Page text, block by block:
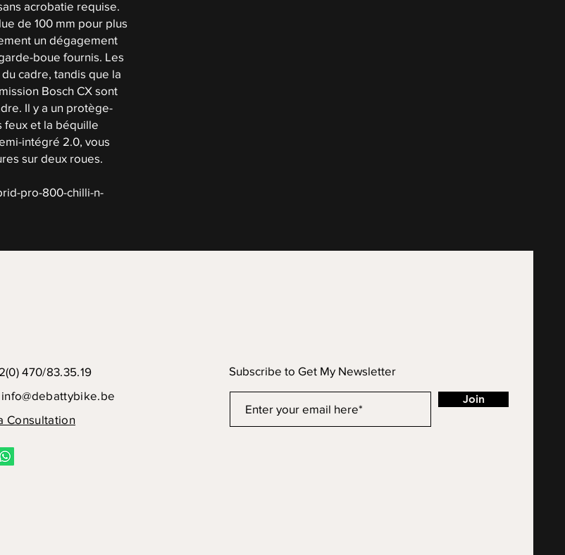
acrobatie requise.
de 100 mm pour plus
un dégagement
boue fournis. Les
cadre, tandis que la
Bosch CX sont
Il y a un protège-
feux et la béquille
intégré 2.0, vous
sur deux roues.
pro-800-chilli-n-
470/83.35.19
info@debattybike.be
Consultation
Subscribe to Get My Newsletter
Join